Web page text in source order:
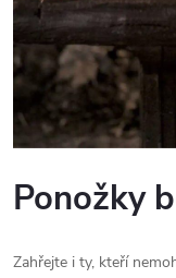
Ponožky
Zahřejte i ty, kteří